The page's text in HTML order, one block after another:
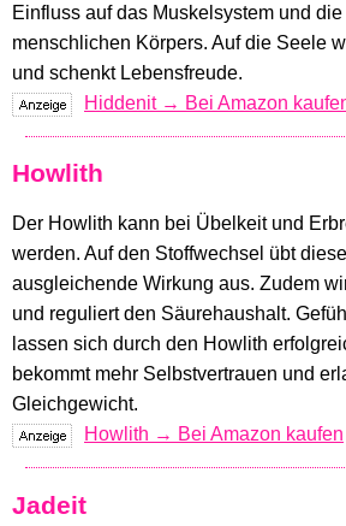
Einfluss auf das Muskelsystem und
menschlichen Körpers. Auf die Seele
und schenkt Lebensfreude.
Hiddenit → Bei Amazon
Howlith
Der Howlith kann bei Übelkeit und
werden. Auf den Stoffwechsel übt
ausgleichende Wirkung aus. Zudem
und reguliert den Säurehaushalt.
lassen sich durch den Howlith
bekommt mehr Selbstvertrauen und
Gleichgewicht.
Howlith → Bei Amazon kaufen
Jadeit